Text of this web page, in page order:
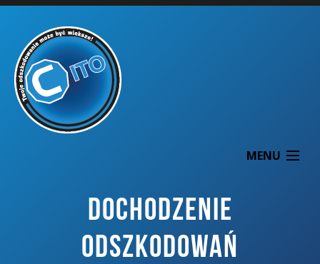
MENU
DOCHODZENIE
ODSZKODOWAŃ